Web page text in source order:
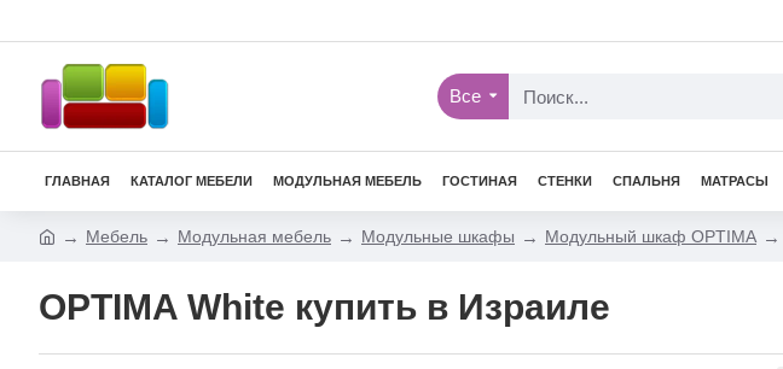
Все
ГЛАВНАЯ КАТАЛОГ МЕБЕЛИ МОДУЛЬНАЯ МЕБЕЛЬ ГОСТИНАЯ СТЕНКИ СПАЛЬНЯ МАТРАСЫ
Мебель Модульная мебель Модульные шкафы Модульный шкаф OPTIMA
OPTIMA White купить в Израиле